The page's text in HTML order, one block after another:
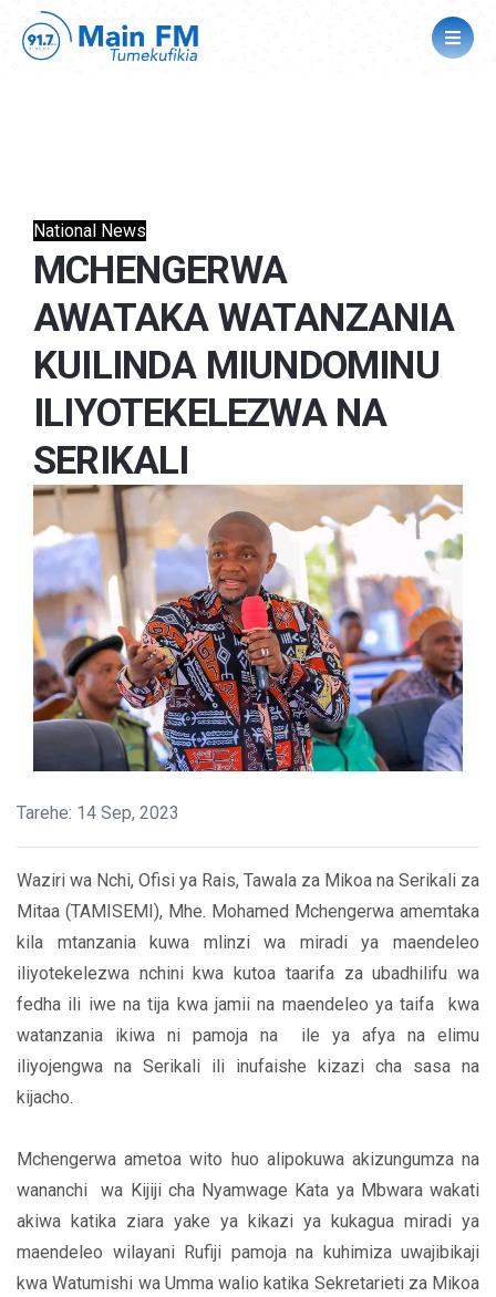
National News
MCHENGERWA
AWATAKA WATANZANIA
KUILINDA MIUNDOMINU
ILIYOTEKELEZWA NA
SERIKALI
Tarehe: 14 Sep, 2023
Waziri wa Nchi, Ofisi ya Rais, Tawala za Mikoa na Serikali za
Mitaa (TAMISEMI), Mhe. Mohamed Mchengerwa amemtaka
kila mtanzania kuwa mlinzi wa miradi ya maendeleo
iliyotekelezwa nchini kwa kutoa taarifa za ubadhilifu wa
fedha ili iwe na tija kwa jamii na maendeleo ya taifa kwa
watanzania ikiwa ni pamoja na ile ya afya na elimu
iliyojengwa na Serikali ili inufaishe kizazi cha sasa na
kijacho.
Mchengerwa ametoa wito huo alipokuwa akizungumza na
wananchi wa Kijiji cha Nyamwage Kata ya Mbwara wakati
akiwa katika ziara yake ya kikazi ya kukagua miradi ya
maendeleo wilayani Rufiji pamoja na kuhimiza uwajibikaji
kwa Watumishi wa Umma walio katika Sekretarieti za Mikoa